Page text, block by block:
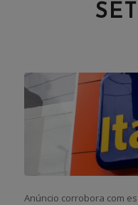
Anúncio corrobora com